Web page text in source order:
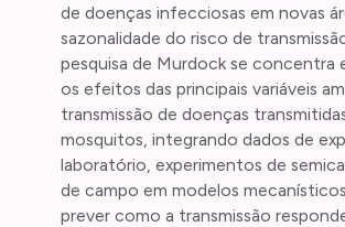
de doenças infecciosas em novas
sazonalidade do risco de
pesquisa de Murdock se concentra
os efeitos das principais variáveis
transmissão de doenças
mosquitos, integrando dados de
laboratório, experimentos de
de campo em modelos
prever como a transmissão